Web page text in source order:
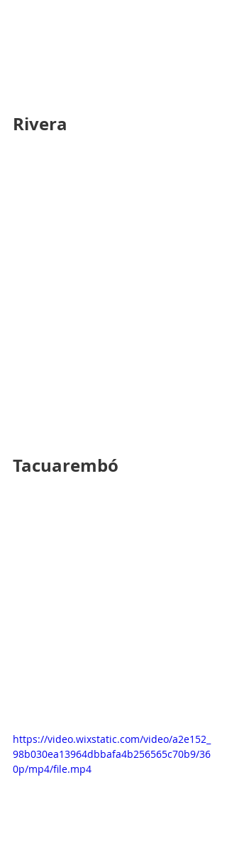
Rivera
Tacuarembó
https://video.wixstatic.com/video/a2e152_
98b030ea13964dbbafa4b256565c70b9/36
0p/mp4/file.mp4